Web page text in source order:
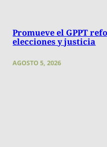
Promueve el GPPT
elecciones y justicia
AGOSTO 5, 2026